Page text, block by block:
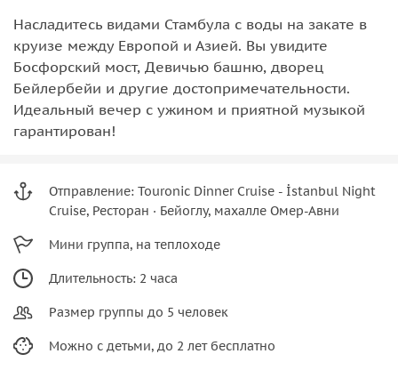
Насладитесь видами Стамбула с воды на закате в
круизе между Европой и Азией. Вы увидите
Босфорский мост, Девичью башню, дворец
Бейлербейи и другие достопримечательности.
Идеальный вечер с ужином и приятной музыкой
гарантирован!
Отправление: Touronic Dinner Cruise - İstanbul Night
Cruise, Ресторан · Бейоглу, махалле Омер-Авни
Мини группа, на теплоходе
Длительность: 2 часа
Размер группы до 5 человек
Можно с детьми, до 2 лет бесплатно